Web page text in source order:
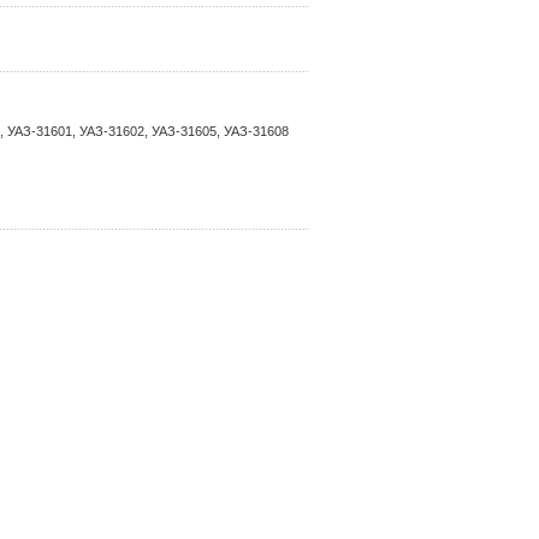
31601, УАЗ-31602, УАЗ-31605, УАЗ-31608